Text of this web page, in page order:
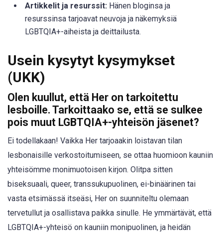
Artikkelit ja resurssit: Hänen bloginsa ja
resurssinsa tarjoavat neuvoja ja näkemyksiä
LGBTQIA+-aiheista ja deittailusta.
Usein kysytyt kysymykset
(UKK)
Olen kuullut, että Her on tarkoitettu
lesboille. Tarkoittaako se, että se sulkee
pois muut LGBTQIA+-yhteisön jäsenet?
Ei todellakaan! Vaikka Her tarjoaakin loistavan tilan
lesbonaisille verkostoitumiseen, se ottaa huomioon kauniin
yhteisömme monimuotoisen kirjon. Olitpa sitten
biseksuaali, queer, transsukupuolinen, ei-binäärinen tai
vasta etsimässä itseäsi, Her on suunniteltu olemaan
tervetullut ja osallistava paikka sinulle. He ymmärtävät, että
LGBTQIA+-yhteisö on kauniin monipuolinen, ja heidän